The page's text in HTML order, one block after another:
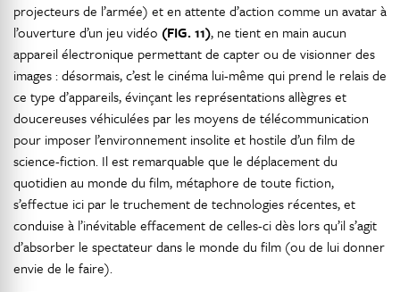
projecteurs de l’armée) et en attente d’action comme un avatar à
l’ouverture d’un jeu vidéo (FIG. 11), ne tient en main aucun
appareil électronique permettant de capter ou de visionner des
images : désormais, c’est le cinéma lui-même qui prend le relais de
ce type d’appareils, évinçant les représentations allègres et
doucereuses véhiculées par les moyens de télécommunication
pour imposer l’environnement insolite et hostile d’un film de
science-fiction. Il est remarquable que le déplacement du
quotidien au monde du film, métaphore de toute fiction,
s’effectue ici par le truchement de technologies récentes, et
conduise à l’inévitable effacement de celles-ci dès lors qu’il s’agit
d’absorber le spectateur dans le monde du film (ou de lui donner
envie de le faire).